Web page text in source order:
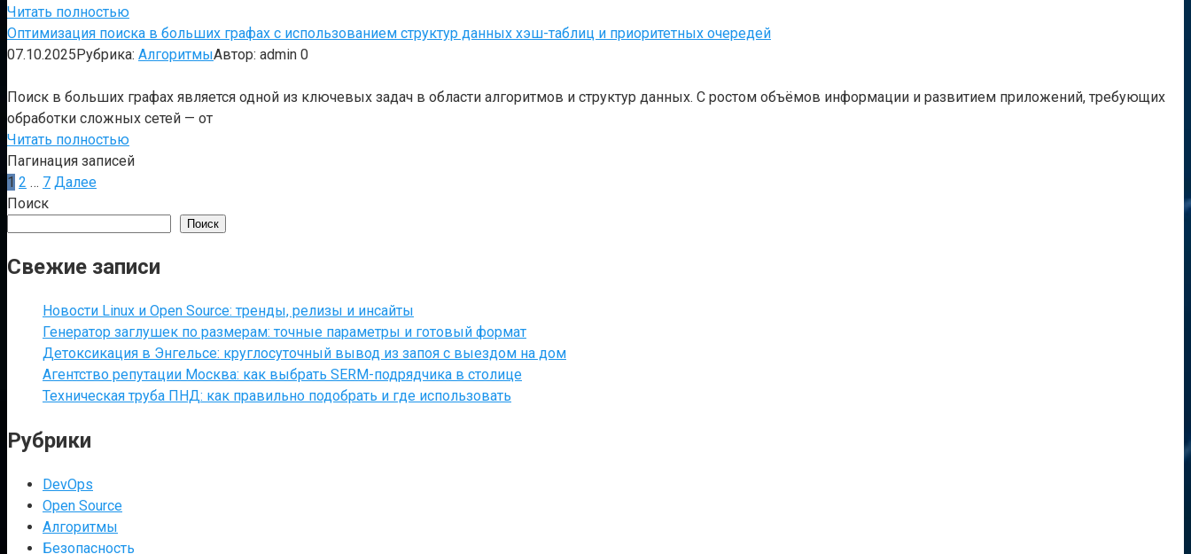
Читать полностью
Оптимизация поиска в больших графах с использованием структур данных хэш-таблиц и приоритетных очередей
07.10.2025Рубрика: АлгоритмыАвтор: admin 0
Поиск в больших графах является одной из ключевых задач в области алгоритмов и структур данных. С ростом объёмов информации и развитием приложений, требующих
обработки сложных сетей — от
Читать полностью
Пагинация записей
1 2 … 7 Далее
Поиск
Поиск
Свежие записи
Новости Linux и Open Source: тренды, релизы и инсайты
Генератор заглушек по размерам: точные параметры и готовый формат
Детоксикация в Энгельсе: круглосуточный вывод из запоя с выездом на дом
Агентство репутации Москва: как выбрать SERM-подрядчика в столице
Техническая труба ПНД: как правильно подобрать и где использовать
Рубрики
DevOps
Open Source
Алгоритмы
Безопасность